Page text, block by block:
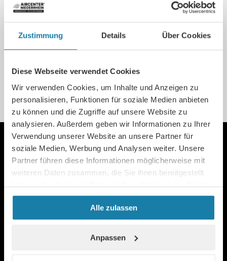
Zustimmung Details Über Cookies
Diese Webseite verwendet Cookies
Wir verwenden Cookies, um Inhalte und Anzeigen zu
personalisieren, Funktionen für soziale Medien anbieten
zu können und die Zugriffe auf unsere Website zu
analysieren. Außerdem geben wir Informationen zu Ihrer
Verwendung unserer Website an unsere Partner für
soziale Medien, Werbung und Analysen weiter. Unsere
Partner führen diese Informationen möglicherweise mit
weiteren Daten zusammen, die Sie ihnen bereitgestellt
haben oder die sie im Rahmen Ihrer Nutzung der Dienste
gesammelt haben.
Alle zulassen
Anpassen
Kompressor Service Kevelaer
Kompressor Service Goch
Kompressor Service Weeze
Kompressor Service Borken
SERVICE ANFRAGEN
FINDEN SIE WONACH
SIE SUCHEN IN
UNSEREM SHOP
In unserem Onlineshop finden Sie